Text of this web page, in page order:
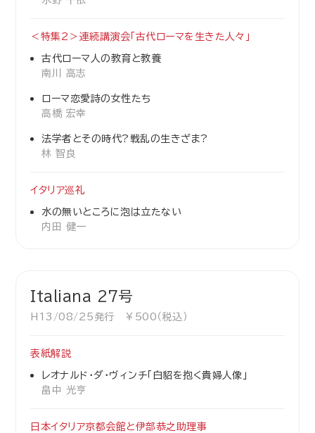
＜特集2＞連続講演会「古代ローマを生きた人々」
古代ローマ人の教育と教養
南川 高志
ローマ恋愛詩の女性たち
高橋 宏幸
法学者とその時代?戦乱の生きざま?
林 智良
イタリア巡礼
水の無いところに泡は立たない
内田 健一
Italiana 27号
H13/08/25発行 ￥500（税込）
表紙解説
レオナルド・ダ･ヴィンチ「白貂を抱く貴婦人像」
畠中 光亨
日本イタリア京都会館と伊部恭之助理事